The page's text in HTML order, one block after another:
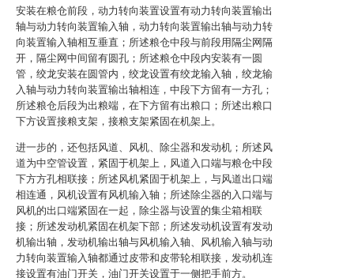
安装在粮仓前段，动力转向装置设置有动力转向装置输出
轴与动力转向装置输入轴，动力转向装置输出轴与动力转
向装置输入轴相互垂直；所述粮仓中段与前段用隔尘网隔
开，隔尘网中间留有圆孔；所述粮仓中段内安装有一圆
管，绞龙安装在圆管内，绞龙设置有绞龙输入轴，绞龙输
入轴与动力转向装置输出轴相连，中段下方留有一方孔；
所述粮仓后段为出粮端，在下方留有出粮口；所述出粮口
下方设置接粮支架，接粮支架紧固在机架上。
进一步的，还包括风道、风机、除尘器和发动机；所述风
道为中空管设置，紧固于机架上，风道入口端与粮仓中段
下方方孔相联接；所述风机紧固于机架上，与风道出口端
相连通，风机设置有风机输入轴；所述除尘器的入口端与
风机的出口端紧固在一起，除尘器与设置的集尘箱相联
接；所述发动机紧固在机架下部；所述发动机设置有发动
机输出轴，发动机输出轴与风机输入轴、风机输入轴与动
力转向装置输入轴都通过皮带和皮带轮相联接，发动机连
接设置有油门开关，油门开关设置于一侧把手前方。